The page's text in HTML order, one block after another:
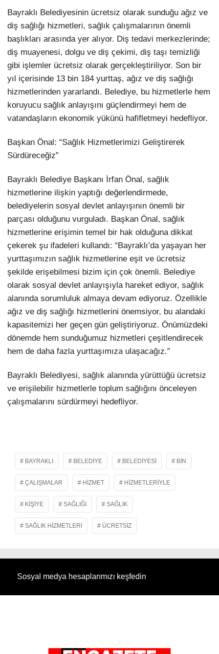
Bayraklı Belediyesinin ücretsiz olarak sunduğu ağız ve
diş sağlığı hizmetleri, sağlık çalışmalarının önemli
başlıkları arasında yer alıyor. Diş tedavi merkezlerinde;
diş muayenesi, dolgu ve diş çekimi, diş taşı temizliği
gibi işlemler ücretsiz olarak gerçekleştiriliyor. Son bir
yıl içerisinde 13 bin 184 yurttaş, ağız ve diş sağlığı
hizmetlerinden yararlandı. Belediye, bu hizmetlerle hem
koruyucu sağlık anlayışını güçlendirmeyi hem de
vatandaşların ekonomik yükünü hafifletmeyi hedefliyor.
Başkan Önal: “Sağlık Hizmetlerimizi Geliştirerek
Sürdüreceğiz”
Bayraklı Belediye Başkanı İrfan Önal, sağlık
hizmetlerine ilişkin yaptığı değerlendirmede,
belediyelerin sosyal devlet anlayışının önemli bir
parçası olduğunu vurguladı. Başkan Önal, sağlık
hizmetlerine erişimin temel bir hak olduğuna dikkat
çekerek şu ifadeleri kullandı: “Bayraklı’da yaşayan her
yurttaşımızın sağlık hizmetlerine eşit ve ücretsiz
şekilde erişebilmesi bizim için çok önemli. Belediye
olarak sosyal devlet anlayışıyla hareket ediyor, sağlık
alanında sorumluluk almaya devam ediyoruz. Özellikle
ağız ve diş sağlığı hizmetlerini önemsiyor, bu alandaki
kapasitemizi her geçen gün geliştiriyoruz. Önümüzdeki
dönemde hem sunduğumuz hizmetleri çeşitlendirecek
hem de daha fazla yurttaşımıza ulaşacağız.”
Bayraklı Belediyesi, sağlık alanında yürüttüğü ücretsiz
ve erişilebilir hizmetlerle toplum sağlığını önceleyen
çalışmalarını sürdürmeyi hedefliyor.
BAYRAKLI BELEDIYE BELEDIYESI BIN
ÇALIŞMALAR HIZMET HIZMETLERIYLE
KIŞIYE SAĞLIĞI SAĞLIK
SAĞLIK HIZMETLERI ÜCRETSIZ
Sosyal medya hesaplarımızı keşfedin